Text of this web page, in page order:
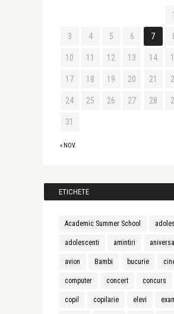
« NOV.
1
3 4 5 6 7
10 11 12 13 14
17 18 19 20 21
24 25 26 27 28
31
ETICHETE
Academic Summer School
adolescenti amintiri
avion Bambi bucurie
computer concert concurs
copil copilarie elevi